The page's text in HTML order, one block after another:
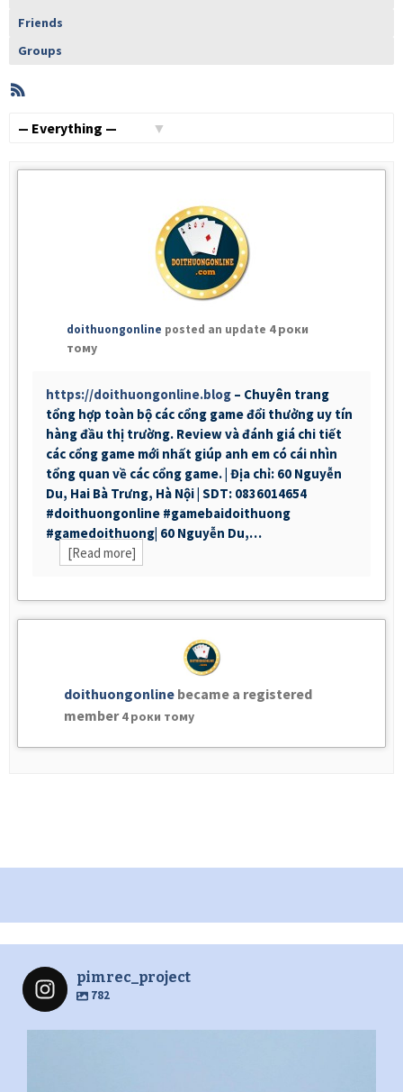
Friends
Groups
Member
doithuongonline posted an update 4 роки
тому
https://doithuongonline.blog – Chuyên trang
tổng hợp toàn bộ các cổng game đổi thưởng uy tín
hàng đầu thị trường. Review và đánh giá chi tiết
các cổng game mới nhất giúp anh em có cái nhìn
tổng quan về các cổng game. | Địa chỉ: 60 Nguyễn
Du, Hai Bà Trưng, Hà Nội | SDT: 0836014654
#doithuongonline #gamebaidoithuong
#gamedoithuong| 60 Nguyễn Du,…
[Read more]
doithuongonline became a registered
member4 роки тому
pimrec_project
782